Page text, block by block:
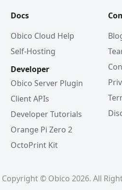
Docs
Obico Cloud Help
Self-Hosting
Developer
Obico Server Plugin
Client APIs
Developer Tutorials
Orange Pi Zero 2
OctoPrint Kit
Copyright © Obico 2026. All